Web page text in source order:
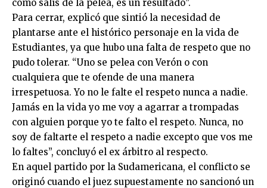
como salís de la pelea, es un resultado”.
Para cerrar, explicó que sintió la necesidad de
plantarse ante el histórico personaje en la vida de
Estudiantes, ya que hubo una falta de respeto que no
pudo tolerar. “Uno se pelea con Verón o con
cualquiera que te ofende de una manera
irrespetuosa. Yo no le falte el respeto nunca a nadie.
Jamás en la vida yo me voy a agarrar a trompadas
con alguien porque yo te falto el respeto. Nunca, no
soy de faltarte el respeto a nadie excepto que vos me
lo faltes”, concluyó el ex árbitro al respecto.
En aquel partido por la Sudamericana, el conflicto se
originó cuando el juez supuestamente no sancionó un